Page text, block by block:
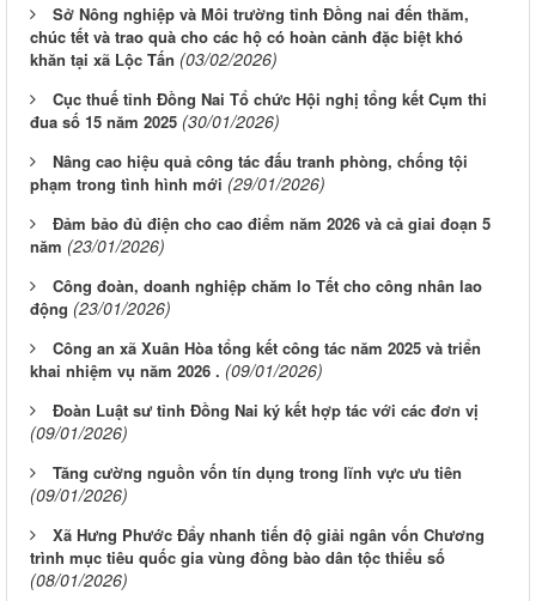
Sở Nông nghiệp và Môi trường tỉnh Đồng nai đến thăm,
chúc tết và trao quà cho các hộ có hoàn cảnh đặc biệt khó
khăn tại xã Lộc Tấn (03/02/2026)
Cục thuế tỉnh Đồng Nai Tổ chức Hội nghị tổng kết Cụm thi
đua số 15 năm 2025 (30/01/2026)
Nâng cao hiệu quả công tác đấu tranh phòng, chống tội
phạm trong tình hình mới (29/01/2026)
Đảm bảo đủ điện cho cao điểm năm 2026 và cả giai đoạn 5
năm (23/01/2026)
Công đoàn, doanh nghiệp chăm lo Tết cho công nhân lao
động (23/01/2026)
Công an xã Xuân Hòa tổng kết công tác năm 2025 và triển
khai nhiệm vụ năm 2026 . (09/01/2026)
Đoàn Luật sư tỉnh Đồng Nai ký kết hợp tác với các đơn vị
(09/01/2026)
Tăng cường nguồn vốn tín dụng trong lĩnh vực ưu tiên
(09/01/2026)
Xã Hưng Phước Đẩy nhanh tiến độ giải ngân vốn Chương
trình mục tiêu quốc gia vùng đồng bào dân tộc thiểu số
(08/01/2026)